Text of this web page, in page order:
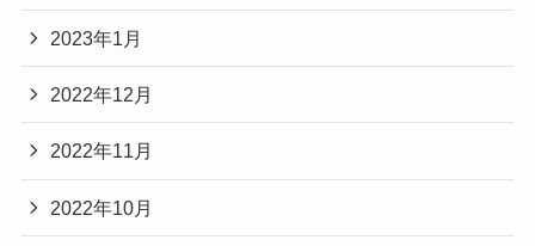
2023年1月
2022年12月
2022年11月
2022年10月